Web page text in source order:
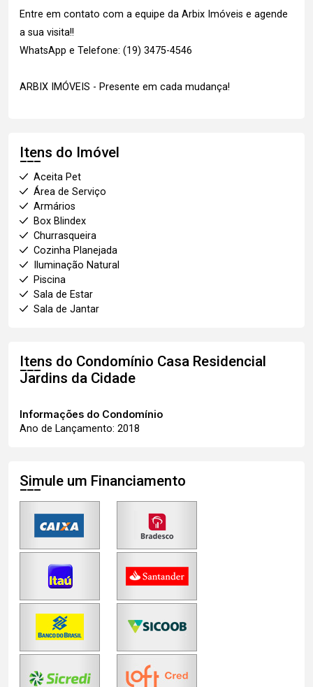
Entre em contato com a equipe da Arbix Imóveis e agende
a sua visita!!
WhatsApp e Telefone: (19) 3475-4546
ARBIX IMÓVEIS - Presente em cada mudança!
Itens do Imóvel
Aceita Pet
Área de Serviço
Armários
Box Blindex
Churrasqueira
Cozinha Planejada
Iluminação Natural
Piscina
Sala de Estar
Sala de Jantar
Itens do Condomínio Casa Residencial
Jardins da Cidade
Informações do Condomínio
Ano de Lançamento: 2018
Simule um Financiamento